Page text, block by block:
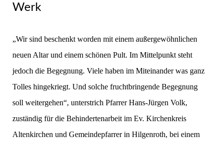
Werk
„Wir sind beschenkt worden mit einem außergewöhnlichen
neuen Altar und einem schönen Pult. Im Mittelpunkt steht
jedoch die Begegnung. Viele haben im Miteinander was ganz
Tolles hingekriegt. Und solche fruchtbringende Begegnung
soll weitergehen“, unterstrich Pfarrer Hans-Jürgen Volk,
zuständig für die Behindertenarbeit im Ev. Kirchenkreis
Altenkirchen und Gemeindepfarrer in Hilgenroth, bei einem